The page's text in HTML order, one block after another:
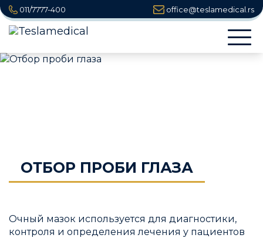
011/7777-400 office@teslamedical.rs
OТБОР ПРОБИ ГЛАЗА
Очный мазок используется для диагностики,
контроля и определения лечения у пациентов